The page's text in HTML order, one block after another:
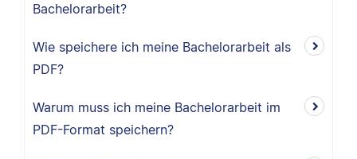
Bachelorarbeit?
Wie speichere ich meine Bachelorarbeit als
PDF?
Warum muss ich meine Bachelorarbeit im
PDF-Format speichern?